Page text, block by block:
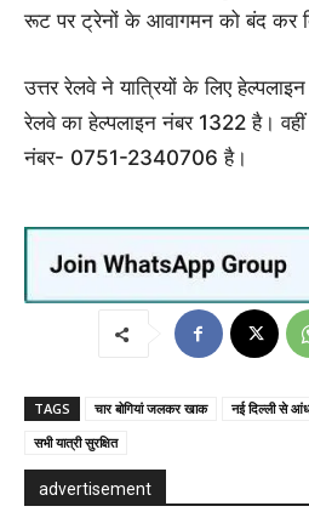
रूट पर ट्रेनों के आवागमन को बंद कर
उत्तर रेलवे ने यात्रियों के लिए
रेलवे का हेल्पलाइन नंबर 1322 है।
नंबर- 0751-2340706 है।
TAGS चार बोगियां जलकर खाक
नई दिल्ली से
सभी यात्री सुरक्षित
advertisement